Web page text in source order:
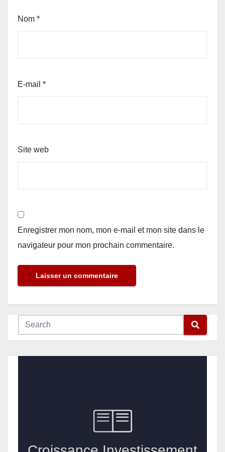
Nom *
E-mail *
Site web
Enregistrer mon nom, mon e-mail et mon site dans le
navigateur pour mon prochain commentaire.